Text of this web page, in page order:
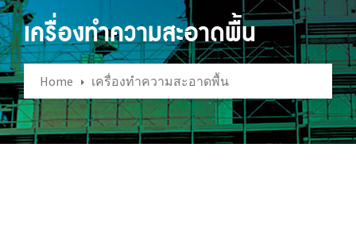
เครื่องทำความสะอาดพื้น
Home เครื่องทำความสะอาดพื้น